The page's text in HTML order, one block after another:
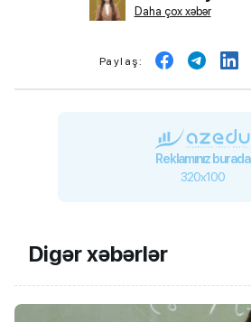
Daha çox xəbər
Paylaş:
Reklamınız burada
320x100
Digər xəbərlər